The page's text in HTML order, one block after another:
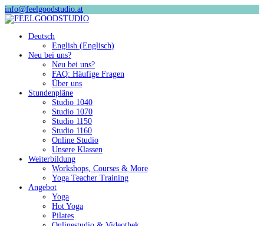
info@feelgoodstudio.at
Deutsch
English (Englisch)
Neu bei uns?
Neu bei uns?
FAQ: Häufige Fragen
Über uns
Stundenpläne
Studio 1040
Studio 1070
Studio 1150
Studio 1160
Online Studio
Unsere Klassen
Weiterbildung
Workshops, Courses & More
Yoga Teacher Training
Angebot
Yoga
Hot Yoga
Pilates